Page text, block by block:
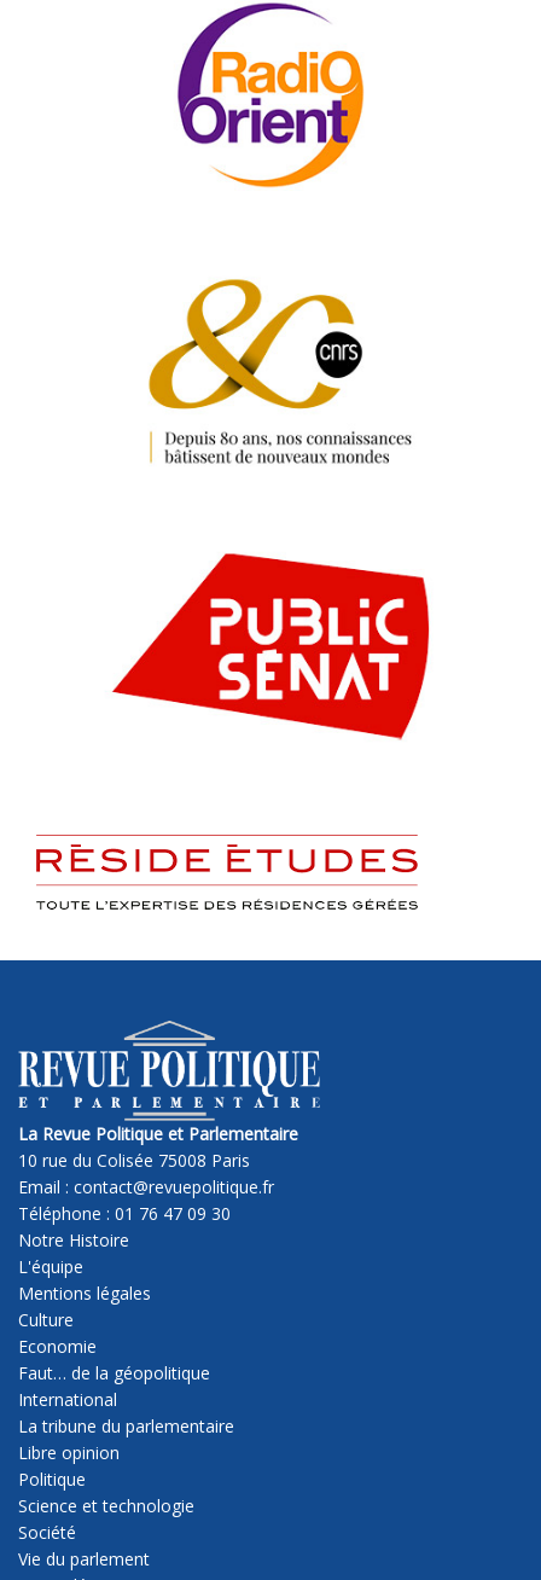
La Revue Politique et Parlementaire
10 rue du Colisée 75008 Paris
Email : contact@revuepolitique.fr
Téléphone : 01 76 47 09 30
Notre Histoire
L'équipe
Mentions légales
Culture
Economie
Faut… de la géopolitique
International
La tribune du parlementaire
Libre opinion
Politique
Science et technologie
Société
Vie du parlement